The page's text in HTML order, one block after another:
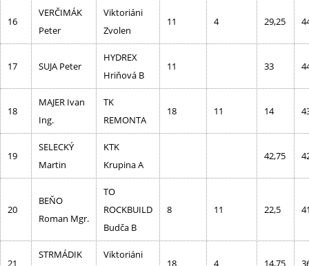
16
VERČIMÁK
Peter
Viktoriáni
Zvolen
11 4 29,25
17 SUJA Peter
HYDREX
Hriňová B
11 33
18
MAJER Ivan
Ing.
TK
REMONTA
18 11 14
19
SELECKÝ
Martin
KTK
Krupina A
42,75
20
BEŇO
Roman Mgr.
TO
ROCKBUILD
Budča B
8 11 22,5
21
STRMÁDIK
Viktoriáni
18 4 14,75